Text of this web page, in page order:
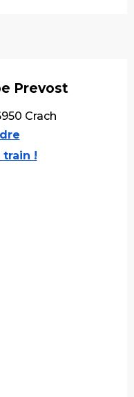
Prevost
Crach
train !